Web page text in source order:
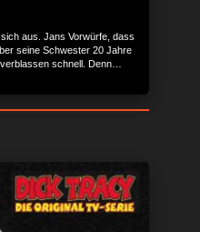
aus. Jans Vorwürfe, dass
seine Schwester 20 Jahre
schnell. Denn